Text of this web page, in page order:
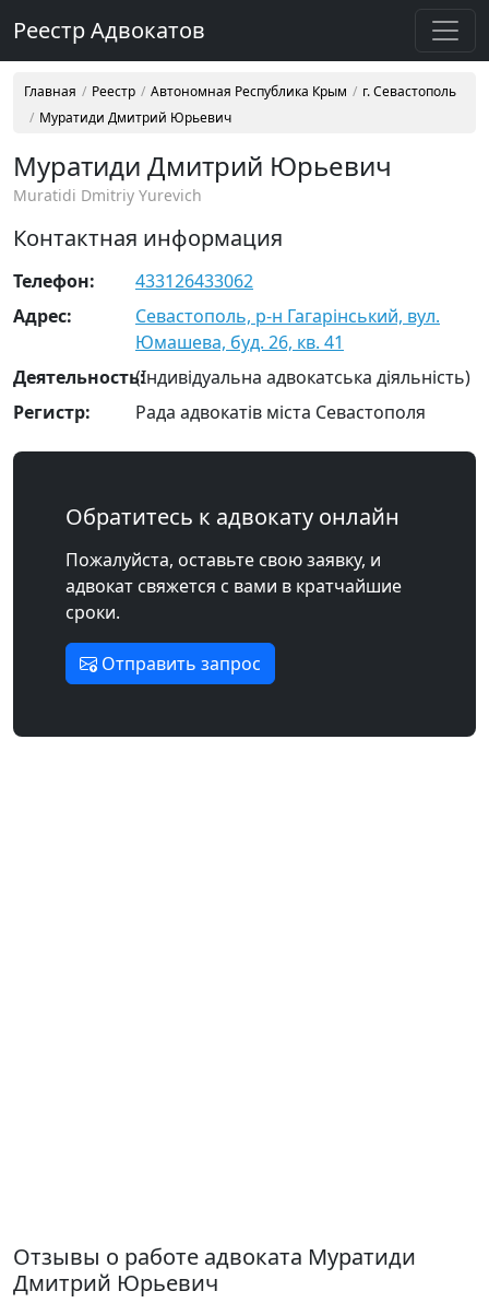
Реестр Адвокатов
Главная Реестр Автономная Республика Крым
г. Севастополь
Муратиди Дмитрий Юрьевич
Муратиди Дмитрий Юрьевич
Muratidi Dmitriy Yurevich
Контактная информация
Телефон:
433126433062
Адрес:
Севастополь, р-н Гагарінський, вул.
Юмашева, буд. 26, кв. 41
Деятельность:(Індивідуальна адвокатська діяльність)
Регистр:
Рада адвокатів міста Севастополя
Обратитесь к адвокату онлайн
Пожалуйста, оставьте свою заявку, и
адвокат свяжется с вами в кратчайшие
сроки.
Отправить запрос
Отзывы о работе адвоката Муратиди
Дмитрий Юрьевич